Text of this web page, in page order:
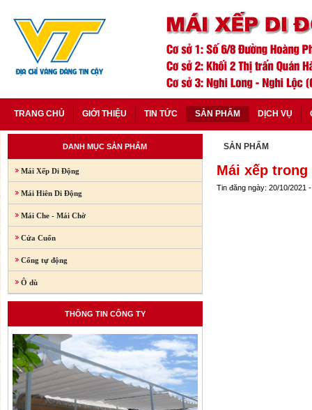
TRANG CHỦ GIỚI THIỆU TIN TỨC SẢN PHẨM DỊCH VỤ
DANH MỤC SẢN PHẨM
Mái Xếp Di Động
Mái Hiên Di Động
Mái Che - Mái Chờ
Cửa Cuốn
Cổng tự động
Ô dù
THÔNG TIN CÔNG TY
SẢN PHẨM
Mái xếp trong
Tin đăng ngày: 20/10/2021